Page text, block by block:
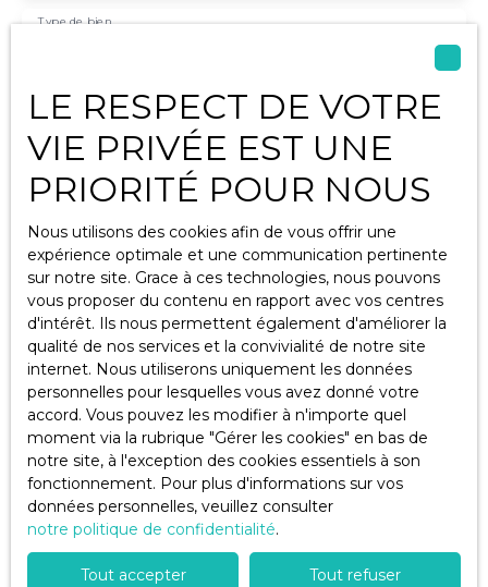
Type de bien
Saint-Hippolyte (17430)
Budget max (€)
Surface min (m²)
Pièces min
J'accepte le traitement de mes données
personnelles conformément au RGPD. Si vous ne
souhaitez pas faire l'objet de prospection
commerciale par voie téléphonique, vous pouvez
vous inscrire gratuitement sur la liste d'opposition
au démarchage téléphonique, prévu par l'article
L223-1 du code de la consommation, sur le site
Internet www.bloctel.gouv.fr ou par courrier
adressé à :
Société Worldline, Service Bloctel, CS 61311, 41013
BLOIS CEDEX.
LE RESPECT DE VOTRE
VIE PRIVÉE EST UNE
PRIORITÉ POUR NOUS
Nous utilisons des cookies afin de vous offrir une
expérience optimale et une communication pertinente
sur notre site. Grace à ces technologies, nous pouvons
vous proposer du contenu en rapport avec vos centres
d'intérêt. Ils nous permettent également d'améliorer la
qualité de nos services et la convivialité de notre site
internet. Nous utiliserons uniquement les données
personnelles pour lesquelles vous avez donné votre
accord. Vous pouvez les modifier à n'importe quel
moment via la rubrique ″Gérer les cookies″ en bas de
notre site, à l'exception des cookies essentiels à son
fonctionnement. Pour plus d'informations sur vos
données personnelles, veuillez consulter
notre politique de confidentialité.
Tout accepter Tout refuser